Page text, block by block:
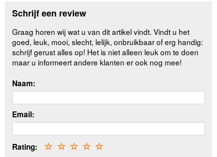
Schrijf een review
Graag horen wij wat u van dit artikel vindt. Vindt u het
goed, leuk, mooi, slecht, lelijk, onbruikbaar of erg handig:
schrijf gerust alles op! Het is niet alleen leuk om te doen
maar u informeert andere klanten er ook nog mee!
Naam:
Email:
Rating: ☆
☆
☆
☆
☆